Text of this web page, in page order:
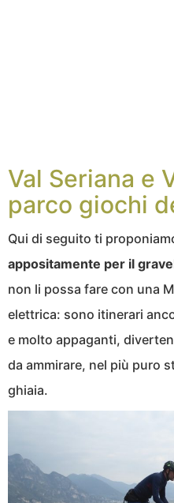
Val Seriana e
parco giochi
Qui di seguito ti
appositamente per il
non li possa fare con una
elettrica: sono itinerari
e molto appaganti,
da ammirare, nel più puro
ghiaia.